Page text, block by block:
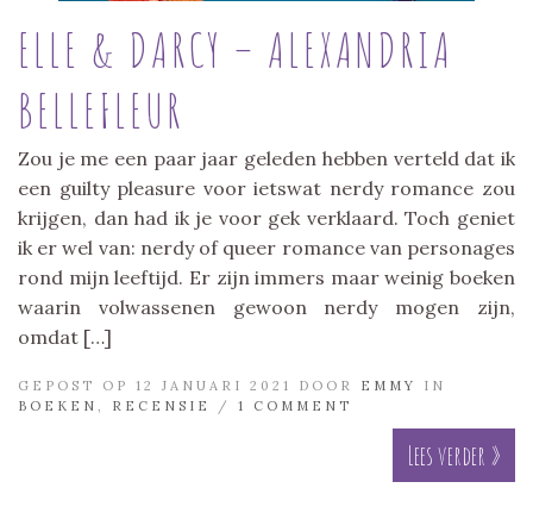
ELLE & DARCY – ALEXANDRIA
BELLEFLEUR
Zou je me een paar jaar geleden hebben verteld dat ik
een guilty pleasure voor ietswat nerdy romance zou
krijgen, dan had ik je voor gek verklaard. Toch geniet
ik er wel van: nerdy of queer romance van personages
rond mijn leeftijd. Er zijn immers maar weinig boeken
waarin volwassenen gewoon nerdy mogen zijn,
omdat […]
GEPOST OP 12 JANUARI 2021 DOOR EMMY
IN
BOEKEN
RECENSIE / 1 COMMENT
Lees verder »